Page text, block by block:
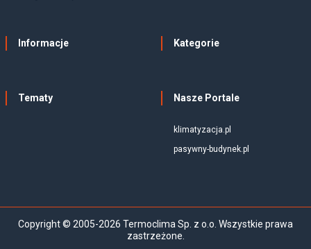
Informacje Kategorie
Tematy Nasze Portale
klimatyzacja.pl
pasywny-budynek.pl
Copyright © 2005-2026 Termoclima Sp. z o.o. Wszystkie prawa
zastrzeżone.